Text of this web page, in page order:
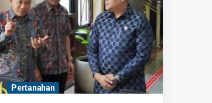
Pertanahan